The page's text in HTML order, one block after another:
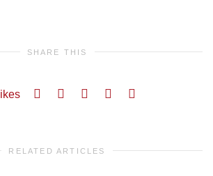
SHARE THIS
likes
RELATED ARTICLES